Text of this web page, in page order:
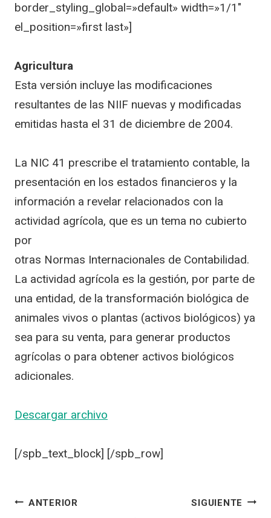
border_styling_global=»default» width=»1/1″
el_position=»first last»]
Agricultura
Esta versión incluye las modificaciones
resultantes de las NIIF nuevas y modificadas
emitidas hasta el 31 de diciembre de 2004.
La NIC 41 prescribe el tratamiento contable, la
presentación en los estados financieros y la
información a revelar relacionados con la
actividad agrícola, que es un tema no cubierto
por
otras Normas Internacionales de Contabilidad.
La actividad agrícola es la gestión, por parte de
una entidad, de la transformación biológica de
animales vivos o plantas (activos biológicos) ya
sea para su venta, para generar productos
agrícolas o para obtener activos biológicos
adicionales.
Descargar archivo
[/spb_text_block] [/spb_row]
Navegación
ANTERIOR SIGUIENTE